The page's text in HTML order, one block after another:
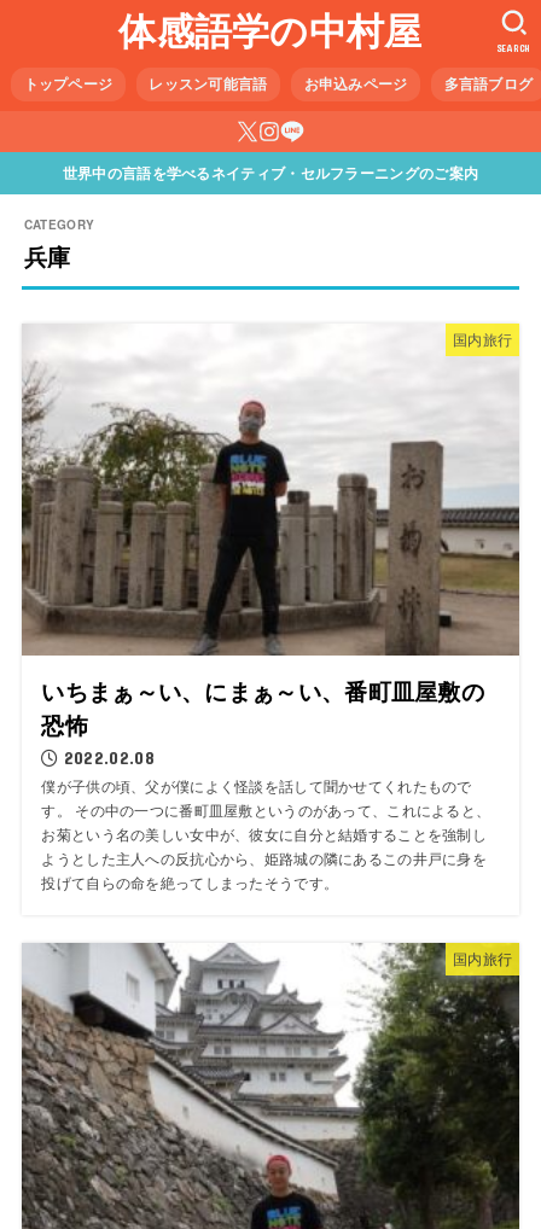
体感語学の中村屋
トップページ レッスン可能言語 お申込みページ 多言語ブログ
SEARCH
世界中の言語を学べるネイティブ・セルフラーニングのご案内
兵庫
国内旅行
いちまぁ～い、にまぁ～い、番町皿屋敷の
恐怖
2022.02.08
僕が子供の頃、父が僕によく怪談を話して聞かせてくれたもので
す。 その中の一つに番町皿屋敷というのがあって、これによると、
お菊という名の美しい女中が、彼女に自分と結婚することを強制し
ようとした主人への反抗心から、姫路城の隣にあるこの井戸に身を
投げて自らの命を絶ってしまったそうです。
国内旅行